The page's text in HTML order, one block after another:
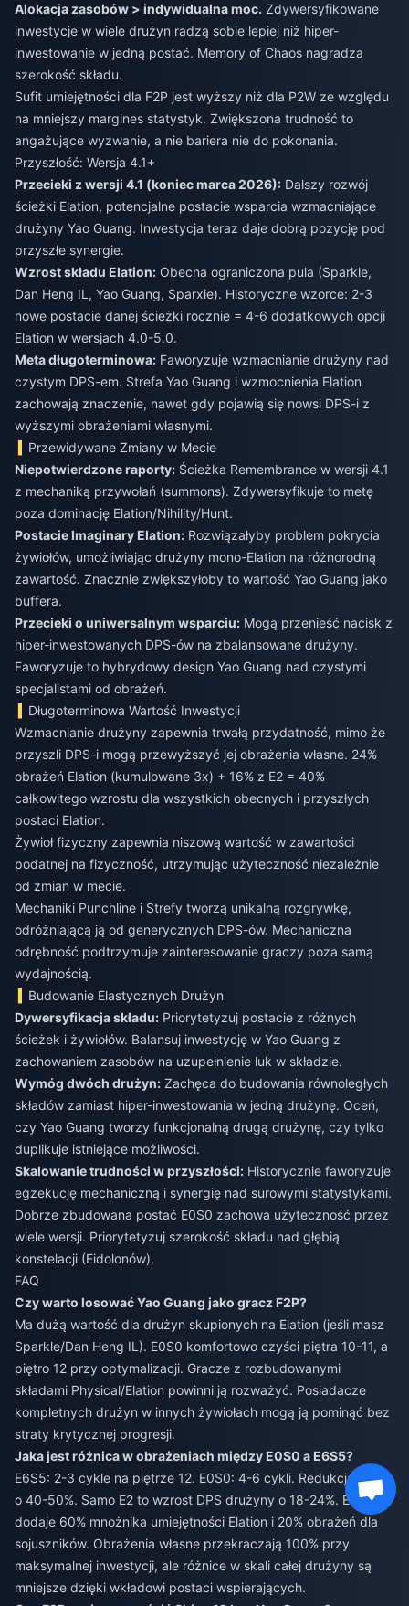
Alokacja zasobów > indywidualna moc. Zdywersyfikowane
inwestycje w wiele drużyn radzą sobie lepiej niż hiper-
inwestowanie w jedną postać. Memory of Chaos nagradza
szerokość składu.
Sufit umiejętności dla F2P jest wyższy niż dla P2W ze względu
na mniejszy margines statystyk. Zwiększona trudność to
angażujące wyzwanie, a nie bariera nie do pokonania.
Przyszłość: Wersja 4.1+
Przecieki z wersji 4.1 (koniec marca 2026): Dalszy rozwój
ścieżki Elation, potencjalne postacie wsparcia wzmacniające
drużyny Yao Guang. Inwestycja teraz daje dobrą pozycję pod
przyszłe synergie.
Wzrost składu Elation: Obecna ograniczona pula (Sparkle,
Dan Heng IL, Yao Guang, Sparxie). Historyczne wzorce: 2-3
nowe postacie danej ścieżki rocznie = 4-6 dodatkowych opcji
Elation w wersjach 4.0-5.0.
Meta długoterminowa: Faworyzuje wzmacnianie drużyny nad
czystym DPS-em. Strefa Yao Guang i wzmocnienia Elation
zachowają znaczenie, nawet gdy pojawią się nowsi DPS-i z
wyższymi obrażeniami własnymi.
Przewidywane Zmiany w Mecie
Niepotwierdzone raporty: Ścieżka Remembrance w wersji 4.1
z mechaniką przywołań (summons). Zdywersyfikuje to metę
poza dominację Elation/Nihility/Hunt.
Postacie Imaginary Elation: Rozwiązałyby problem pokrycia
żywiołów, umożliwiając drużyny mono-Elation na różnorodną
zawartość. Znacznie zwiększyłoby to wartość Yao Guang jako
buffera.
Przecieki o uniwersalnym wsparciu: Mogą przenieść nacisk z
hiper-inwestowanych DPS-ów na zbalansowane drużyny.
Faworyzuje to hybrydowy design Yao Guang nad czystymi
specjalistami od obrażeń.
Długoterminowa Wartość Inwestycji
Wzmacnianie drużyny zapewnia trwałą przydatność, mimo że
przyszli DPS-i mogą przewyższyć jej obrażenia własne. 24%
obrażeń Elation (kumulowane 3x) + 16% z E2 = 40%
całkowitego wzrostu dla wszystkich obecnych i przyszłych
postaci Elation.
Żywioł fizyczny zapewnia niszową wartość w zawartości
podatnej na fizyczność, utrzymując użyteczność niezależnie
od zmian w mecie.
Mechaniki Punchline i Strefy tworzą unikalną rozgrywkę,
odróżniającą ją od generycznych DPS-ów. Mechaniczna
odrębność podtrzymuje zainteresowanie graczy poza samą
wydajnością.
Budowanie Elastycznych Drużyn
Dywersyfikacja składu: Priorytetyzuj postacie z różnych
ścieżek i żywiołów. Balansuj inwestycję w Yao Guang z
zachowaniem zasobów na uzupełnienie luk w składzie.
Wymóg dwóch drużyn: Zachęca do budowania równoległych
składów zamiast hiper-inwestowania w jedną drużynę. Oceń,
czy Yao Guang tworzy funkcjonalną drugą drużynę, czy tylko
duplikuje istniejące możliwości.
Skalowanie trudności w przyszłości: Historycznie faworyzuje
egzekucję mechaniczną i synergię nad surowymi statystykami.
Dobrze zbudowana postać E0S0 zachowa użyteczność przez
wiele wersji. Priorytetyzuj szerokość składu nad głębią
konstelacji (Eidolonów).
FAQ
Czy warto losować Yao Guang jako gracz F2P?
Ma dużą wartość dla drużyn skupionych na Elation (jeśli masz
Sparkle/Dan Heng IL). E0S0 komfortowo czyści piętra 10-11, a
piętro 12 przy optymalizacji. Gracze z rozbudowanymi
składami Physical/Elation powinni ją rozważyć. Posiadacze
kompletnych drużyn w innych żywiołach mogą ją pominąć bez
straty krytycznej progresji.
Jaka jest różnica w obrażeniach między E0S0 a E6S5?
E6S5: 2-3 cykle na piętrze 12. E0S0: 4-6 cykli. Redukcja czasu
o 40-50%. Samo E2 to wzrost DPS drużyny o 18-24%. E6
dodaje 60% mnożnika umiejętności Elation i 20% obrażeń dla
sojuszników. Obrażenia własne przekraczają 100% przy
maksymalnej inwestycji, ale różnice w skali całej drużyny są
mniejsze dzięki wkładowi postaci wspierających.